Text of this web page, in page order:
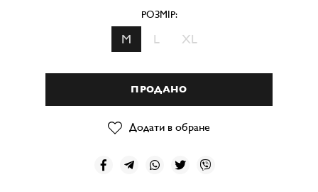
РОЗМІР:
M L XL
ПРОДАНО
Додати в обране